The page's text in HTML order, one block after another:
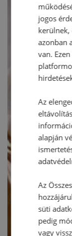
jogos
kerülnek,
azonban
van.
Az
alapján
Az
süti
pedig
vagy